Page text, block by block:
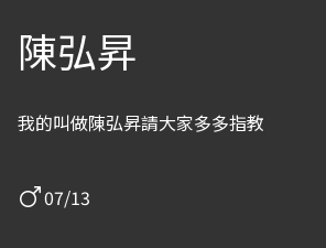
陳弘昇
我的叫做陳弘昇請大家多多指教
07/13